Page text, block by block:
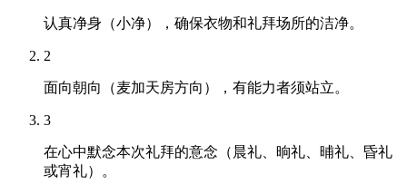
认真净身（小净），确保衣物和礼拜场所的洁净。
2
面向朝向（麦加天房方向），有能力者须站立。
3
在心中默念本次礼拜的意念（晨礼、晌礼、晡礼、昏礼
或宵礼）。